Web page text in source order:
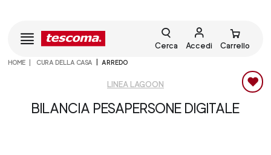
Cerca Accedi Carrello
HOME CURA DELLA CASA ARREDO
LINEA LAGOON
BILANCIA PESAPERSONE DIGITALE